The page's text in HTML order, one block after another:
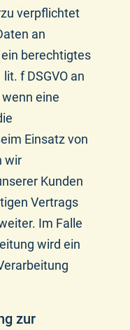
verpflichtet
an
berechtigtes
f DSGVO an
eine
Einsatz von
wir
Kunden
Vertrags
Im Falle
wird ein
zur